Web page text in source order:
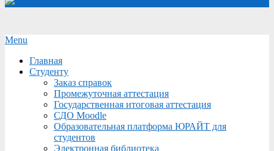
Secondary
Menu
Menu
Главная
Студенту
Заказ справок
Промежуточная аттестация
Государственная итоговая аттестация
СДО Moodle
Образовательная платформа ЮРАЙТ для
студентов
Электронная библиотека